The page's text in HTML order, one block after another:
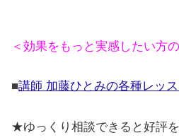
＜効果をもっと実感したい方
■講師 加藤ひとみの各種レッ
★ゆっくり相談できると好評